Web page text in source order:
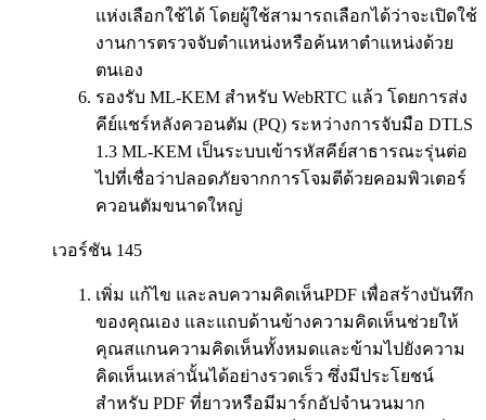
แห่งเลือกใช้ได้ โดยผู้ใช้สามารถเลือกได้ว่าจะเปิดใช้
งานการตรวจจับตำแหน่งหรือค้นหาตำแหน่งด้วย
ตนเอง
รองรับ ML-KEM สำหรับ WebRTC แล้ว โดยการส่ง
คีย์แชร์หลังควอนตัม (PQ) ระหว่างการจับมือ DTLS
1.3 ML-KEM เป็นระบบเข้ารหัสคีย์สาธารณะรุ่นต่อ
ไปที่เชื่อว่าปลอดภัยจากการโจมตีด้วยคอมพิวเตอร์
ควอนตัมขนาดใหญ่
เวอร์ชัน 145
เพิ่ม แก้ไข และลบความคิดเห็นPDF เพื่อสร้างบันทึก
ของคุณเอง และแถบด้านข้างความคิดเห็นช่วยให้
คุณสแกนความคิดเห็นทั้งหมดและข้ามไปยังความ
คิดเห็นเหล่านั้นได้อย่างรวดเร็ว ซึ่งมีประโยชน์
สำหรับ PDF ที่ยาวหรือมีมาร์กอัปจำนวนมาก